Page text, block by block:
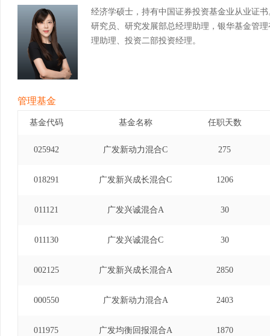
经济学硕士，持有中国证券投资基金业从业证
研究员、研究发展部总经理助理，银华基金管
理助理、投资二部投资经理。
管理基金
基金代码 基金名称 任职天数
025942 广发新动力混合C 275
018291 广发新兴成长混合C 1206
011121 广发兴诚混合A 30
011130 广发兴诚混合C 30
002125 广发新兴成长混合A 2850
000550 广发新动力混合A 2403
011975 广发均衡回报混合A 1870